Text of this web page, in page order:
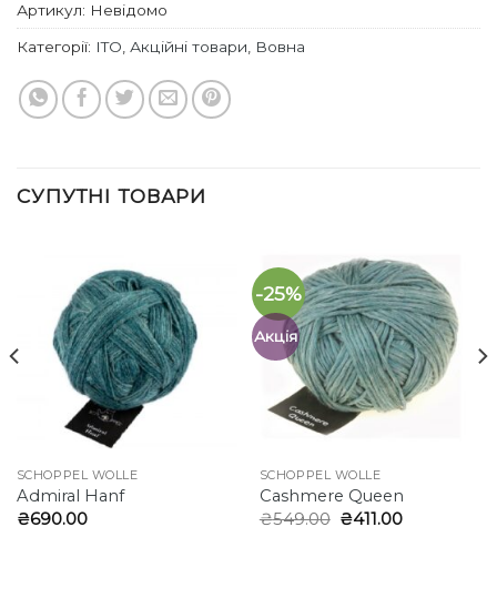
Артикул: Невідомо
Категорії: ITO Акційні товари Вовна
СУПУТНІ ТОВАРИ
SCHOPPEL WOLLE
Admiral Hanf
₴690.00
-25%
Акція
SCHOPPEL WOLLE
Cashmere Queen
₴549.00 Оригінальна
₴411.00Поточна